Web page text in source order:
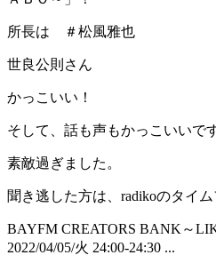
所長は ＃松風雅也
世良公則さん
かっこいい！
そして、話も声もかっこいいです
素敵過ぎました。
聞き逃した方は、radikoのタイム
BAYFM CREATORS BANK～
2022/04/05/火 24:00-24:30 ...